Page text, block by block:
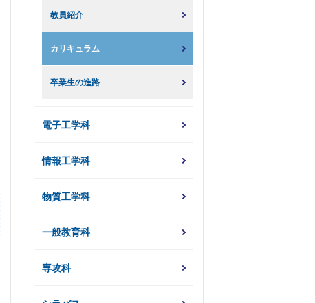
教員紹介
カリキュラム
卒業生の進路
電子工学科
情報工学科
物質工学科
一般教育科
専攻科